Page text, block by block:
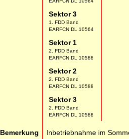
Sektor 3
1. FDD Band
EARFCN DL 10564
Sektor 1
2. FDD Band
EARFCN DL 10588
Sektor 2
2. FDD Band
EARFCN DL 10588
Sektor 3
2. FDD Band
EARFCN DL 10588
Bemerkung Inbetriebnahme im